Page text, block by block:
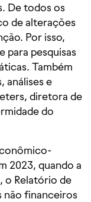
De todos os
de alterações
Por isso,
para pesquisas
Também
análises e
diretora de
do
2023, quando a
o Relatório de
não financeiros